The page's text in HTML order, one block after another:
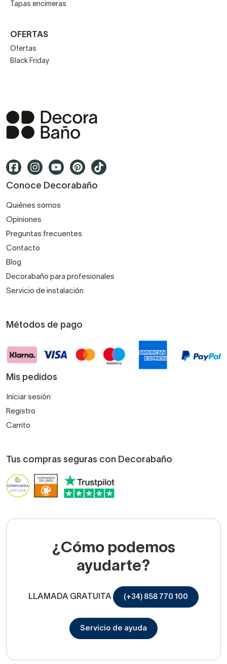
Tapas encimeras
OFERTAS
Ofertas
Black Friday
Conoce Decorabaño
Quiénes somos
Opiniones
Preguntas frecuentes
Contacto
Blog
Decorabaño para profesionales
Servicio de instalación
Métodos de pago
Mis pedidos
Iniciar sesión
Registro
Carrito
Tus compras seguras con Decorabaño
¿Cómo podemos
ayudarte?
LLAMADA GRATUITA (+34) 858 770 100
Servicio de ayuda